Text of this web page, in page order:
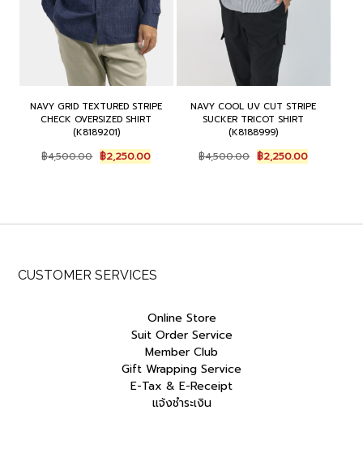
NAVY GRID TEXTURED STRIPE
CHECK OVERSIZED SHIRT
(K8189201)
฿4,500.00 Original
price
฿2,250.00Current
price
NAVY COOL UV CUT STRIPE
SUCKER TRICOT SHIRT
(K8188999)
฿4,500.00 Original
price
฿2,250.00Current
price
CUSTOMER SERVICES
Online Store
Suit Order Service
Member Club
Gift Wrapping Service
E-Tax & E-Receipt
แจ้งชำระเงิน